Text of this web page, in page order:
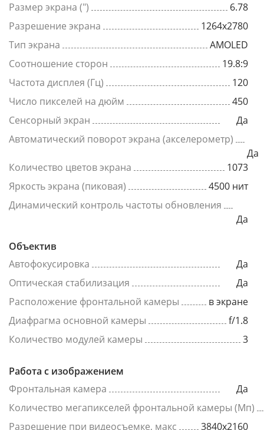
Размер экрана (")
6.78
Разрешение экрана
1264x2780
Тип экрана
AMOLED
Соотношение сторон
19.8:9
Частота дисплея (Гц)
120
Число пикселей на дюйм
450
Сенсорный экран
Да
Автоматический поворот экрана (акселерометр)
Да
Количество цветов экрана
1073
Яркость экрана (пиковая)
4500 нит
Динамический контроль частоты обновления
Да
Объектив
Автофокусировка
Да
Оптическая стабилизация
Да
Расположение фронтальной камеры
в экране
Диафрагма основной камеры
f/1.8
Количество модулей камеры
3
Работа с изображением
Фронтальная камера
Да
Количество мегапикселей фронтальной камеры (Мп)
Разрешение при видеосъемке, макс
3840x2160